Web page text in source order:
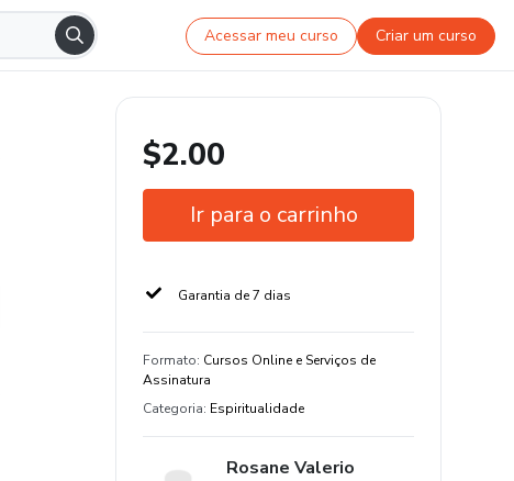
Acessar meu curso Criar um curso
$2.00
Ir para o carrinho
Garantia de 7 dias
Formato: Cursos Online e Serviços de
Assinatura
Categoria: Espiritualidade
Rosane Valerio